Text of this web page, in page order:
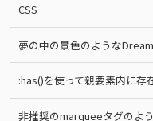
CSS
夢の中の景色のような
:has()を使って親要素内に存
非推奨のmarqueeタグのよ